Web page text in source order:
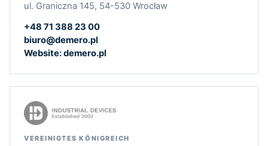
ul. Graniczna 145, 54-530 Wrocław
+48 71 388 23 00
biuro@demero.pl
Website: demero.pl
VEREINIGTES KÖNIGREICH